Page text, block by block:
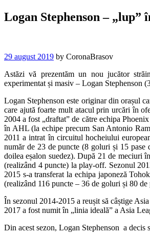
Logan Stephenson – „lup”
29 august 2019 by CoronaBrasov
Astăzi vă prezentăm un nou jucător
experimentat și masiv – Logan Stephenson
Logan Stephenson este originar din orașul
care ajută foarte mult atacul prin urcări în
2004 a fost „draftat” de către echipa
în AHL (la echipe precum San Antonio
2011 a intrat în circuitul hocheiului
număr de 23 de puncte (8 goluri și 15
doilea eșalon suedez). După 21 de meciuri
(realizând 4 puncte) la play-off. Sezonul
2015 s-a transferat la echipa japoneză
(realizând 116 puncte – 36 de goluri și 80
În sezonul 2014-2015 a reușit să câștige
2017 a fost numit în „linia ideală” a Asia
Din acest sezon, Logan Stephenson a decis